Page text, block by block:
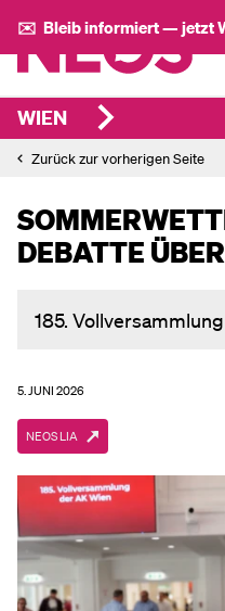
✉️ Bleib informiert — jetzt
WIEN
Zurück zur vorherigen Seite
DEBATTE
185. Vollversammlung
5. JUNI 2026
NEOS LIA